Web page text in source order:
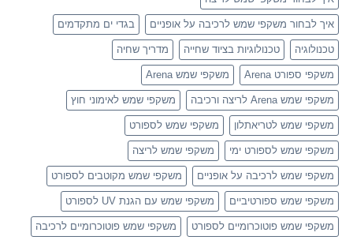
איך לבחור משקפי שמש לרכיבה על אופניים בגדי ים מתקדמים
טכנולוגיה טכנולוגיות בציוד שחייה מדריך שחיה
משקפי ספורט Arena משקפי שמש Arena
משקפי שמש Arena לריצה ורכיבה משקפי שמש לאימוני חוץ
משקפי שמש לטריאתלון משקפי שמש לספורט
משקפי שמש לספורט ימי משקפי שמש לריצה
משקפי שמש לרכיבה על אופניים משקפי שמש מקוטבים לספורט
משקפי שמש ספורטיביים משקפי שמש עם הגנת UV לספורט
משקפי שמש פוטוכרומיים לספורט משקפי שמש פוטוכרומיים לרכיבה